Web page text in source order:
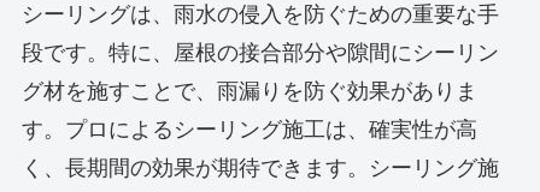
シーリングは、雨水の侵入を防ぐための重要な手
段です。特に、屋根の接合部分や隙間にシーリン
グ材を施すことで、雨漏りを防ぐ効果がありま
す。プロによるシーリング施工は、確実性が高
く、長期間の効果が期待できます。シーリング施